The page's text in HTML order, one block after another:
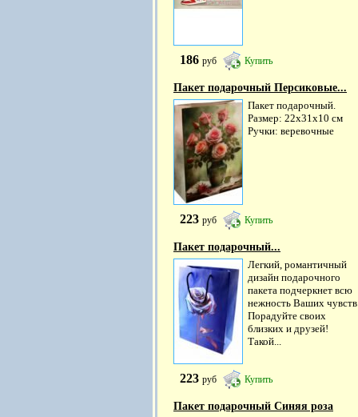
186 руб Купить
Пакет подарочный Персиковые...
Пакет подарочный.
Размер: 22х31х10 см
Ручки: веревочные
223 руб Купить
Пакет подарочный...
Легкий, романтичный
дизайн подарочного
пакета подчеркнет всю
нежность Ваших
Порадуйте своих
близких и друзей!
Такой...
223 руб Купить
Пакет подарочный Синяя роза